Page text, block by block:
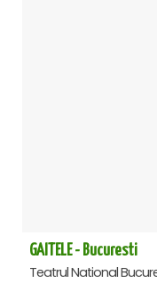
GAITELE - Bucuresti